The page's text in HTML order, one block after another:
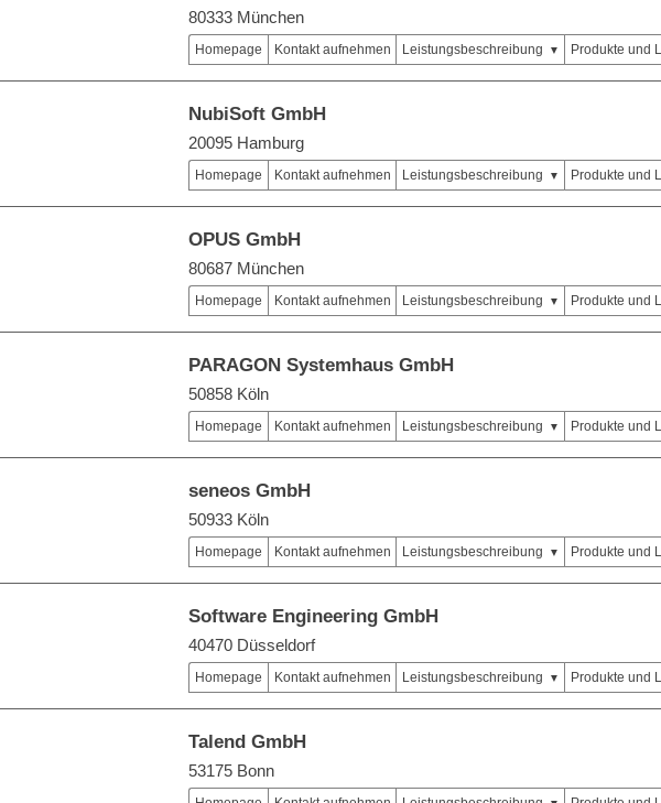
80333 München
Homepage Kontakt aufnehmen Leistungsbeschreibung Produkte und
NubiSoft GmbH
20095 Hamburg
Homepage Kontakt aufnehmen Leistungsbeschreibung Produkte und
OPUS GmbH
80687 München
Homepage Kontakt aufnehmen Leistungsbeschreibung Produkte und
PARAGON Systemhaus GmbH
50858 Köln
Homepage Kontakt aufnehmen Leistungsbeschreibung Produkte und
seneos GmbH
50933 Köln
Homepage Kontakt aufnehmen Leistungsbeschreibung Produkte und
Software Engineering GmbH
40470 Düsseldorf
Homepage Kontakt aufnehmen Leistungsbeschreibung Produkte und
Talend GmbH
53175 Bonn